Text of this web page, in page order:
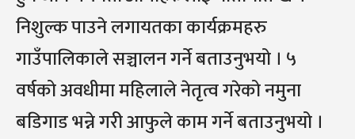
निशुल्क पाउने लगायतका कार्यक्रमहरु
गाउँपालिकाले सञ्चालन गर्ने बताउनुभयो । ५
वर्षको अवधीमा महिलाले नेतृत्व गरेको नमुना
बडिगाड भन्ने गरी आफुले काम गर्ने बताउनुभयो ।